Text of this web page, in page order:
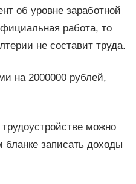
об уровне заработной
работа, то
не составит труда.
на 2000000 рублей,
можно
бланке записать доходы